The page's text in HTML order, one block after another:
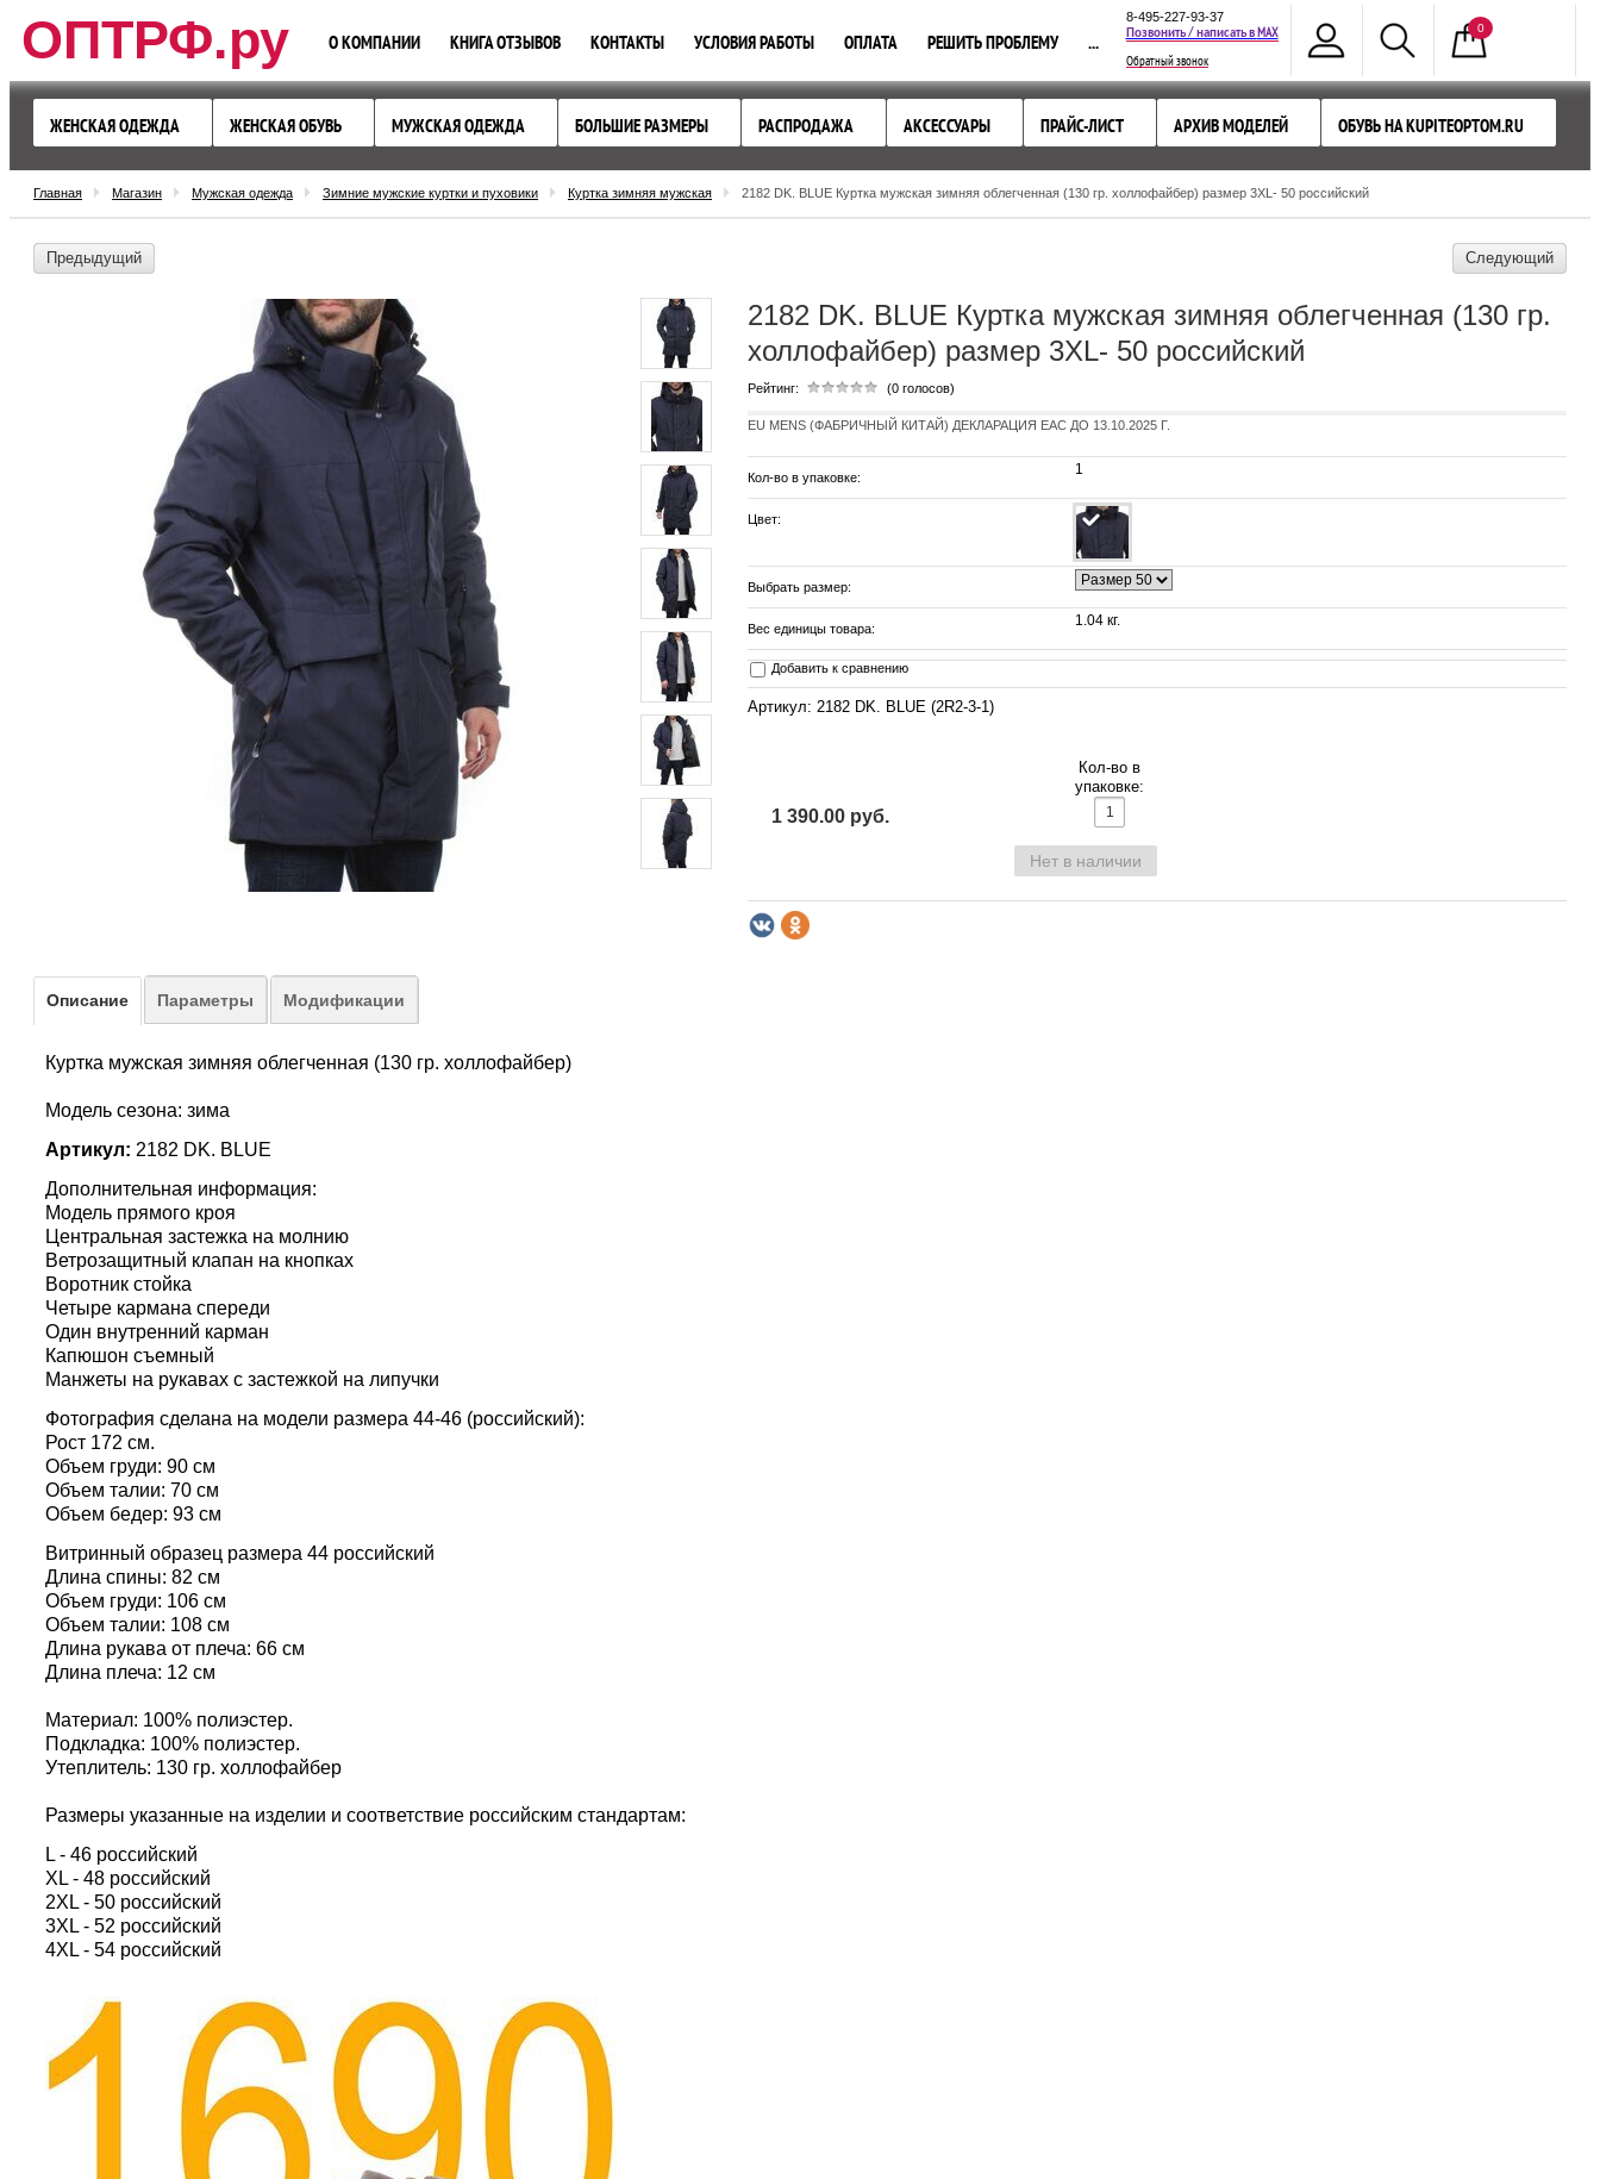
ОПТРФ.ру 0
О КОМПАНИИ КНИГА ОТЗЫВОВ КОНТАКТЫ УСЛОВИЯ РАБОТЫ ОПЛАТА РЕШИТЬ ПРОБЛЕМУ ...
8-495-227-93-37
Позвонить / написать вMAX
Обратный звонок
ЖЕНСКАЯ ОДЕЖДА ЖЕНСКАЯ ОБУВЬ МУЖСКАЯ ОДЕЖДА БОЛЬШИЕ РАЗМЕРЫ РАСПРОДАЖА АКСЕССУАРЫ ПРАЙС-ЛИСТ АРХИВ МОДЕЛЕЙ ОБУВЬ НА KUPITEOPTOM.RU
Главная Магазин Мужская одежда Зимние мужские куртки и пуховики Куртка зимняя мужская 2182 DK. BLUE Куртка мужская зимняя облегченная (130 гр. холлофайбер) размер 3XL- 50 российский
Предыдущий Следующий
2182 DK. BLUE Куртка мужская зимняя облегченная (130 гр.
холлофайбер) размер 3XL- 50 российский
Рейтинг: (0 голосов)
EU MENS (ФАБРИЧНЫЙ КИТАЙ) ДЕКЛАРАЦИЯ EAC ДО 13.10.2025 Г.
Кол-во в упаковке: 1
Цвет:
Выбрать размер:
Вес единицы товара: 1.04 кг.
Добавить к сравнению
Артикул: 2182 DK. BLUE (2R2-3-1)
1 390.00 руб.
Кол-во в
упаковке:
Нет в наличии
Описание Параметры Модификации
Куртка мужская зимняя облегченная (130 гр. холлофайбер)
Модель сезона: зима
Артикул: 2182 DK. BLUE
Дополнительная информация:
Модель прямого кроя
Центральная застежка на молнию
Ветрозащитный клапан на кнопках
Воротник стойка
Четыре кармана спереди
Один внутренний карман
Капюшон съемный
Манжеты на рукавах с застежкой на липучки
Фотография сделана на модели размера 44-46 (российский):
Рост 172 см.
Объем груди: 90 см
Объем талии: 70 см
Объем бедер: 93 см
Витринный образец размера 44 российский
Длина спины: 82 см
Объем груди: 106 см
Объем талии: 108 см
Длина рукава от плеча: 66 см
Длина плеча: 12 см
Материал: 100% полиэстер.
Подкладка: 100% полиэстер.
Утеплитель: 130 гр. холлофайбер
Размеры указанные на изделии и соответствие российским стандартам:
L - 46 российский
XL - 48 российский
2XL - 50 российский
3XL - 52 российский
4XL - 54 российский